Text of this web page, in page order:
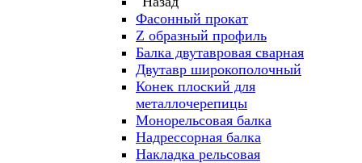
Фасонный прокат
Z образный профиль
Балка двутавровая сварная
Двутавр широкополочный
Конек плоский для
металлочерепицы
Монорельсовая балка
Надрессорная балка
Накладка рельсовая